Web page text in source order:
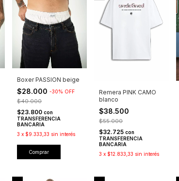
Boxer PASSION beige
$28.000 -30% OFF
$40.000
$23.800 con
TRANSFERENCIA
BANCARIA
3 x $9.333,33 sin interés
Comprar
Remera PINK CAMO
blanco
$38.500
$55.000
$32.725 con
TRANSFERENCIA
BANCARIA
3 x $12.833,33 sin interés